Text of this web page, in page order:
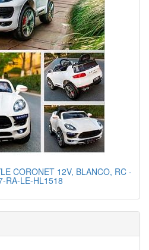
CORONET 12V, BLANCO, RC -
RA-LE-HL1518